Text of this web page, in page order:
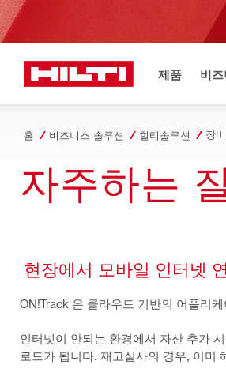
제품 비
홈 비즈니스 솔루션 힐티솔루션 장
자주하는
현장에서 모바일 인터넷
ON!Track 은 클라우드 기반의 어플리케
인터넷이 안되는 환경에서 자산 추가
로드가 됩니다. 재고실사의 경우, 이미